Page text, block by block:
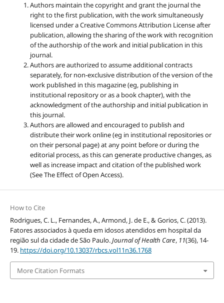
Authors maintain the copyright and grant the journal the
right to the first publication, with the work simultaneously
licensed under a Creative Commons Attribution License after
publication, allowing the sharing of the work with recognition
of the authorship of the work and initial publication in this
journal.
Authors are authorized to assume additional contracts
separately, for non-exclusive distribution of the version of the
work published in this magazine (eg, publishing in
institutional repository or as a book chapter), with the
acknowledgment of the authorship and initial publication in
this journal.
Authors are allowed and encouraged to publish and
distribute their work online (eg in institutional repositories or
on their personal page) at any point before or during the
editorial process, as this can generate productive changes, as
well as increase impact and citation of the published work
(See The Effect of Open Access).
How to Cite
Rodrigues, C. L., Fernandes, A., Armond, J. de E., & Gorios, C. (2013).
Fatores associados à queda em idosos atendidos em hospital da
região sul da cidade de São Paulo.Journal of Health Care, 11(36), 14-
19. https://doi.org/10.13037/rbcs.vol11n36.1768
More Citation Formats